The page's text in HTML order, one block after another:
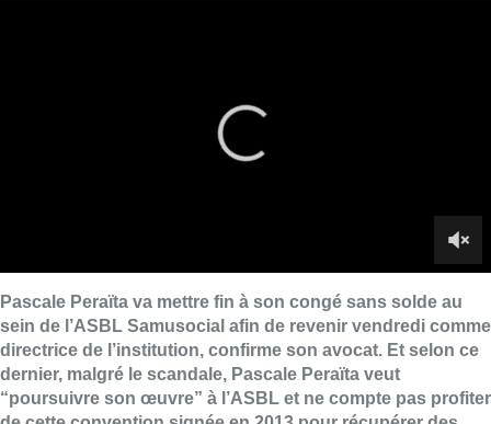
“poursuivre son œuvre” à l’ASBL et ne compte pas profiter
de cette convention signée en 2013 pour récupérer des
outre désigné, mardi soir, dès leur installation, un nouvel
avocat spécialiste du droit social, chargé du dossier du contrat
liant Mme Peraïta au Samusocial. Celui-ci a immédiatement
contacté l’avocat qui représente les intérêts de Mme Peraïta, a
fait savoir mercredi la ministre en charge de l’Aide aux
Personnes Céline Fremault (cdH). La ministre a par ailleurs
jugé “inadmissible, après tout ce qui s’est passé au cours des
derniers mois, que Pascale Peraïta n’ait pas la lucidité de se
tenir à distance d’un organisme dont la Région gère la